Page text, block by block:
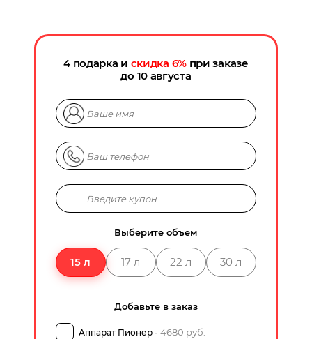
4 подарка и скидка 6%при заказе
Выберите объем
15 л 17 л 22 л 30 л
Добавьте в заказ
Аппарат Пионер - 4680 руб.